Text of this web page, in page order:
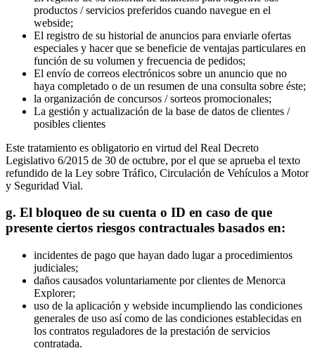
productos / servicios preferidos cuando navegue en el
webside;
El registro de su historial de anuncios para enviarle ofertas
especiales y hacer que se beneficie de ventajas particulares en
función de su volumen y frecuencia de pedidos;
El envío de correos electrónicos sobre un anuncio que no
haya completado o de un resumen de una consulta sobre éste;
la organización de concursos / sorteos promocionales;
La gestión y actualización de la base de datos de clientes /
posibles clientes
Este tratamiento es obligatorio en virtud del Real Decreto
Legislativo 6/2015 de 30 de octubre, por el que se aprueba el texto
refundido de la Ley sobre Tráfico, Circulación de Vehículos a Motor
y Seguridad Vial.
g. El bloqueo de su cuenta o ID en caso de que
presente ciertos riesgos contractuales basados en:
incidentes de pago que hayan dado lugar a procedimientos
judiciales;
daños causados voluntariamente por clientes de Menorca
Explorer;
uso de la aplicación y webside incumpliendo las condiciones
generales de uso así como de las condiciones establecidas en
los contratos reguladores de la prestación de servicios
contratada.